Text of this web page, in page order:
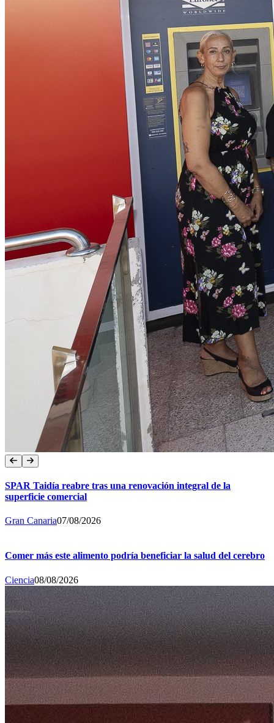
SPAR Taidía reabre tras una renovación integral de la
superficie comercial
Gran Canaria07/08/2026
Comer más este alimento podría beneficiar la salud del cerebro
Ciencia08/08/2026